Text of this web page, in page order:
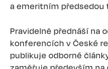
a emeritním předsedou
Pravidelně přednáší na
konferencích v České
publikuje odborné